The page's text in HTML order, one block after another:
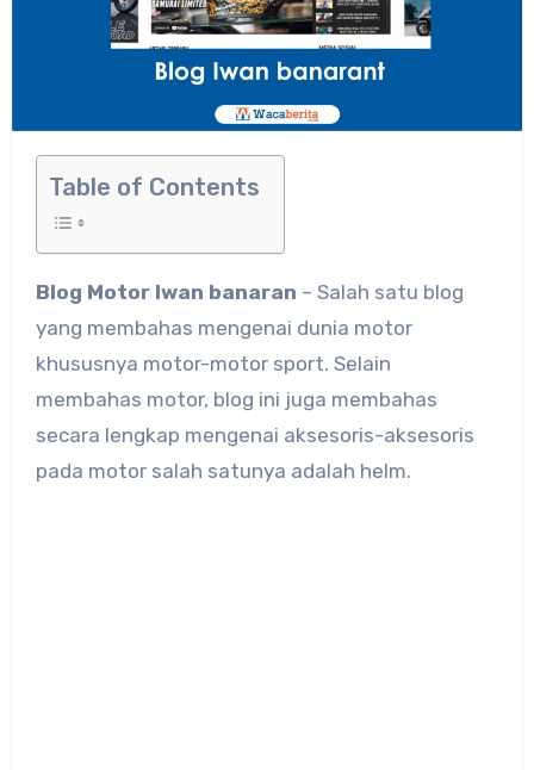
Table of Contents
Blog Motor Iwan banaran – Salah satu blog
yang membahas mengenai dunia motor
khususnya motor-motor sport. Selain
membahas motor, blog ini juga membahas
secara lengkap mengenai aksesoris-aksesoris
pada motor salah satunya adalah helm.